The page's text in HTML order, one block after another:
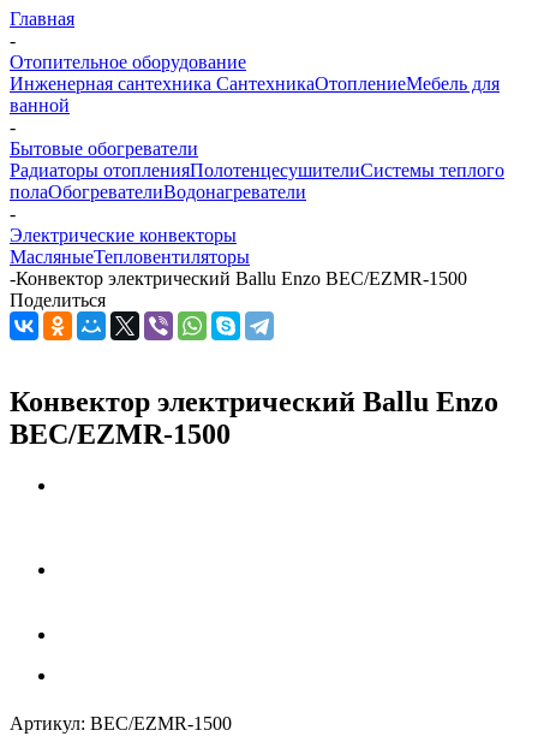
Главная
-
Отопительное оборудование
Инженерная сантехника СантехникаОтоплениеМебель для
ванной
-
Бытовые обогреватели
Радиаторы отопленияПолотенцесушителиСистемы теплого
полаОбогревателиВодонагреватели
-
Электрические конвекторы
МасляныеТепловентиляторы
-Конвектор электрический Ballu Enzo BEC/EZMR-1500
Поделиться
Конвектор электрический Ballu Enzo
BEC/EZMR-1500
Артикул: BEC/EZMR-1500